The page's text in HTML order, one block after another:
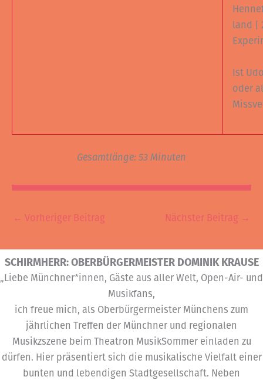
land |
Ist
oder
Gesamtlänge: 53 Minuten
← Vorheriger Beitrag Nächster Beitrag →
SCHIRMHERR: OBERBÜRGERMEISTER DOMINIK KRAUSE
„Liebe Münchner*innen, Gäste aus aller Welt, Open-Air- und
Musikfans,
ich freue mich, als Oberbürgermeister Münchens zum
jährlichen Treffen der Münchner und regionalen
Musikzszene beim Theatron MusikSommer einladen zu
dürfen. Hier präsentiert sich die musikalische Vielfalt einer
bunten und lebendigen Stadtgesellschaft. Neben